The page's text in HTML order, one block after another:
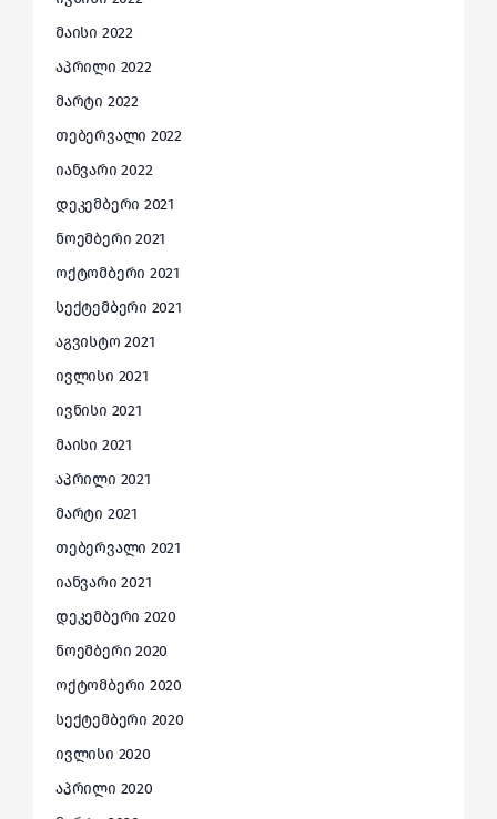
მაისი 2022
აპრილი 2022
მარტი 2022
თებერვალი 2022
იანვარი 2022
დეკემბერი 2021
ნოემბერი 2021
ოქტომბერი 2021
სექტემბერი 2021
აგვისტო 2021
ივლისი 2021
ივნისი 2021
მაისი 2021
აპრილი 2021
მარტი 2021
თებერვალი 2021
იანვარი 2021
დეკემბერი 2020
ნოემბერი 2020
ოქტომბერი 2020
სექტემბერი 2020
ივლისი 2020
აპრილი 2020